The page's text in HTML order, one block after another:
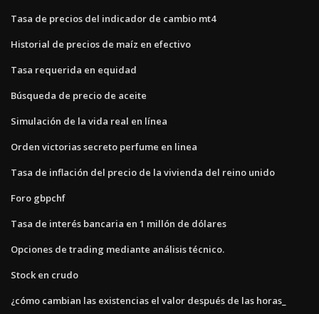
Tasa de precios del indicador de cambio mt4
Historial de precios de maíz en efectivo
Tasa requerida en equidad
Búsqueda de precio de aceite
Simulación de la vida real en línea
Orden victorias secreto perfume en linea
Tasa de inflación del precio de la vivienda del reino unido
Foro gbpchf
Tasa de interés bancaria en 1 millón de dólares
Opciones de trading mediante análisis técnico.
Stock en crudo
¿cómo cambian las existencias el valor después de las horas_